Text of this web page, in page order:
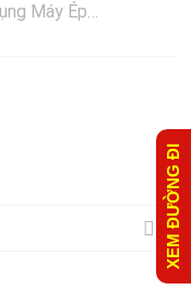
Máy Ép…
XEM ĐƯỜNG ĐI